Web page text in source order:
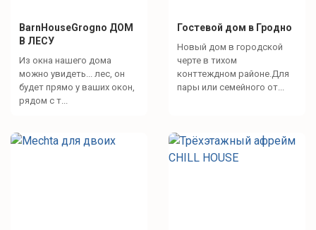
BarnHouseGrogno ДОМ
В ЛЕСУ
Из окна нашего дома
можно увидеть... лес, он
будет прямо у ваших окон,
рядом с т...
Гостевой дом в Гродно
Новый дом в городской
черте в тихом
конттеждном районе.Для
пары или семейного от...